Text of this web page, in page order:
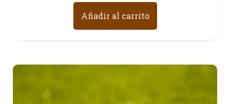
Añadir al carrito